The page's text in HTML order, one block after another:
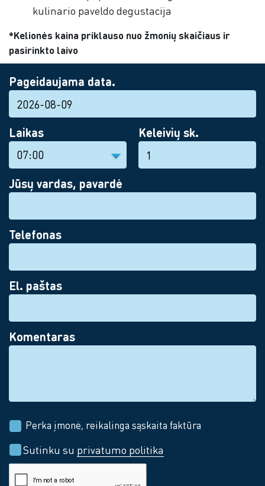
kulinario paveldo degustacija
*Kelionės kaina priklauso nuo žmonių skaičiaus ir
pasirinkto laivo
Pageidaujama data.
Laikas Keleivių sk.
Jūsų vardas, pavardė
Telefonas
El. paštas
Komentaras
Perka įmonė, reikalinga sąskaita faktūra
Sutinku su privatumo politika